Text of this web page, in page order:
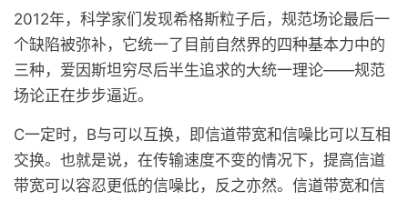
2012年，科学家们发现希格斯粒子后，规范场论最后一
个缺陷被弥补，它统一了目前自然界的四种基本力中的
三种，爱因斯坦穷尽后半生追求的大统一理论——规范
场论正在步步逼近。
C一定时，B与可以互换，即信道带宽和信噪比可以互相
交换。也就是说，在传输速度不变的情况下，提高信道
带宽可以容忍更低的信噪比，反之亦然。信道带宽和信